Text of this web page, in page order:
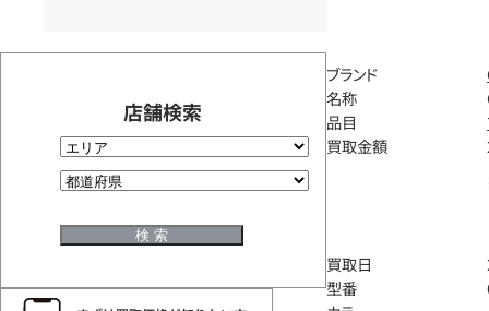
店舗検索
ブランド
名称
品目
買取金額
買取日
型番